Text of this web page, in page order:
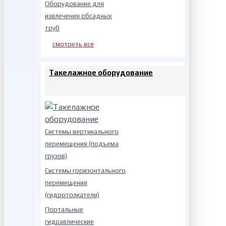
Оборудование для
извлечения обсадных
труб
смотреть все
Такелажное оборудование
Системы вертикального
перемещения (подъема
грузов)
Системы горизонтального
перемещения
(гидротолкатели)
Портальные
гидравлические